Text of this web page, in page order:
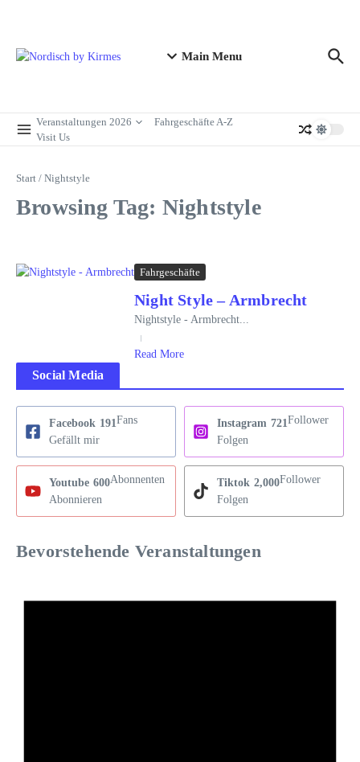
Main Menu
Veranstaltungen 2026
Fahrgeschäfte A-Z
Visit Us
Start / Nightstyle
Browsing Tag: Nightstyle
Fahrgeschäfte
Night Style – Armbrecht
Nightstyle - Armbrecht...
Read More
Social Media
Facebook 191Fans
Gefällt mir
Instagram 721Follower
Folgen
Youtube 600Abonnenten
Abonnieren
Tiktok 2,000Follower
Folgen
Bevorstehende Veranstaltungen